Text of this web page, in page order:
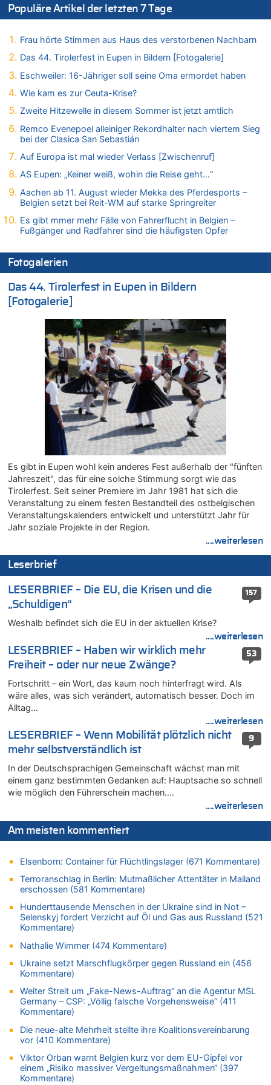
07.08.2026 - 13:31 von Guido Scholzen zu
Wasserstand des Rheins in NRW so niedrig wie noch nie
In Belgien missachten zwei von drei Autofahrern das
Tempolimit in 30er-Zonen – Untersuchung von Vias
07.08.2026 - 13:20 von JoKrings zu
Tempolimit in 30er-Zonen – Untersuchung von Vias
07.08.2026 - 13:04 von Kein Raser zu
In Belgien missachten zwei von drei Autofahrern das
Tempolimit in 30er-Zonen – Untersuchung von Vias
07.08.2026 - 13:01 von Experten? zu
Tempolimit in 30er-Zonen – Untersuchung von Vias
07.08.2026 - 12:43 von JoKrings zu
Zweite Hitzewelle in diesem Sommer ist jetzt amtlich
07.08.2026 - 12:31 von Fassungslos zu
In Belgien missachten zwei von drei Autofahrern das
07.08.2026 - 11:31 von Zuhörer zu
In Belgien missachten zwei von drei Autofahrern das
Tempolimit in 30er-Zonen – Untersuchung von Vias
07.08.2026 - 11:23 von Dax zu
In Belgien missachten zwei von drei Autofahrern das
Tempolimit in 30er-Zonen – Untersuchung von Vias
07.08.2026 - 11:20 von JoKrings zu
In Belgien missachten zwei von drei Autofahrern das
Tempolimit in 30er-Zonen – Untersuchung von Vias
07.08.2026 - 11:15 von Dax zu
Wie kam es zur Ceuta-Krise?
07.08.2026 - 11:12 von Frage zu
Wasserstand des Rheins in NRW so niedrig wie noch nie
07.08.2026 - 10:29 von Soso zu
Aachen ab 11. August wieder Mekka des Pferdesports –
Belgien setzt bei Reit-WM auf starke Springreiter
07.08.2026 - 10:23 von Opa zu
In Belgien missachten zwei von drei Autofahrern das
Tempolimit in 30er-Zonen – Untersuchung von Vias
07.08.2026 - 10:05 von Ostbelgien Direkt zu
Soll Belgien Tempolimit auf Autobahnen erhöhen? – In
07.08.2026 - 10:05 von N. A. Klar zu
In Belgien missachten zwei von drei Autofahrern das
Tempolimit in 30er-Zonen – Untersuchung von Vias
07.08.2026 - 09:31 von Ermitler zu
Das 44. Tirolerfest in Eupen in Bildern [Fotogalerie]
AS Eupen: „Keiner weiß, wohin die Reise geht…“
07.08.2026 - 09:03 von JoKrings zu
07.08.2026 - 01:12 von WK zu
Warum die Waldbrände in Frankreich und Spanien Rekorde
07.08.2026 - 01:03 von Hugo Egon Bernhard von Sinnen zu
Zweite Hitzewelle in diesem Sommer ist jetzt amtlich
07.08.2026 - 00:50 von WK zu
Wie kam es zur Ceuta-Krise?
07.08.2026 - 00:06 von 5/11 zu
Mehrere Menschen in Londons City niedergestochen
06.08.2026 - 23:53 von Foto Anneliese zu
Mehrere Menschen in Londons City niedergestochen
FIFA-Spitze demonstriert Einigkeit trotz Kritik und neuer
Vorwürfe gegen Präsident Gianni Infantino
06.08.2026 - 22:48 von DG zu
FIFA-Spitze demonstriert Einigkeit trotz Kritik und neuer
Vorwürfe gegen Präsident Gianni Infantino
06.08.2026 - 22:07 von DR ALBERN zu
FIFA-Spitze demonstriert Einigkeit trotz Kritik und neuer
06.08.2026 - 21:27 von klar zu
06.08.2026 - 21:19 von Ach zu
Zweite Hitzewelle in diesem Sommer ist jetzt amtlich
06.08.2026 - 21:16 von michlaustderaffe zu
Zweite Hitzewelle in diesem Sommer ist jetzt amtlich
06.08.2026 - 21:14 von Ach zu
Aachen ab 11. August wieder Mekka des Pferdesports –
Belgien setzt bei Reit-WM auf starke Springreiter
Populäre Artikel der letzten 7 Tage
Frau hörte Stimmen aus Haus des verstorbenen Nachbarn
Das 44. Tirolerfest in Eupen in Bildern [Fotogalerie]
Eschweiler: 16-Jähriger soll seine Oma ermordet haben
Wie kam es zur Ceuta-Krise?
Zweite Hitzewelle in diesem Sommer ist jetzt amtlich
Remco Evenepoel alleiniger Rekordhalter nach viertem Sieg
bei der Clasica San Sebastián
Auf Europa ist mal wieder Verlass [Zwischenruf]
AS Eupen: „Keiner weiß, wohin die Reise geht…“
Aachen ab 11. August wieder Mekka des Pferdesports –
Belgien setzt bei Reit-WM auf starke Springreiter
Es gibt mmer mehr Fälle von Fahrerflucht in Belgien –
Fußgänger und Radfahrer sind die häufigsten Opfer
Fotogalerien
Das 44. Tirolerfest in Eupen in Bildern
[Fotogalerie]
Es gibt in Eupen wohl kein anderes Fest außerhalb der "fünften
Jahreszeit", das für eine solche Stimmung sorgt wie das
Tirolerfest. Seit seiner Premiere im Jahr 1981 hat sich die
Veranstaltung zu einem festen Bestandteil des ostbelgischen
Veranstaltungskalenders entwickelt und unterstützt Jahr für
Jahr soziale Projekte in der Region.
....weiterlesen
Leserbrief
157
LESERBRIEF – Die EU, die Krisen und die
„Schuldigen“
Weshalb befindet sich die EU in der aktuellen Krise?
....weiterlesen
53
LESERBRIEF – Haben wir wirklich mehr
Freiheit – oder nur neue Zwänge?
Fortschritt – ein Wort, das kaum noch hinterfragt wird. Als
wäre alles, was sich verändert, automatisch besser. Doch im
Alltag…
....weiterlesen
9
LESERBRIEF – Wenn Mobilität plötzlich nicht
mehr selbstverständlich ist
In der Deutschsprachigen Gemeinschaft wächst man mit
einem ganz bestimmten Gedanken auf: Hauptsache so schnell
wie möglich den Führerschein machen….
....weiterlesen
Am meisten kommentiert
Elsenborn: Container für Flüchtlingslager (671 Kommentare)
Terroranschlag in Berlin: Mutmaßlicher Attentäter in Mailand
erschossen (581 Kommentare)
Hunderttausende Menschen in der Ukraine sind in Not –
Selenskyj fordert Verzicht auf Öl und Gas aus Russland (521
Kommentare)
Nathalie Wimmer (474 Kommentare)
Ukraine setzt Marschflugkörper gegen Russland ein (456
Kommentare)
Weiter Streit um „Fake-News-Auftrag“ an die Agentur MSL
Germany – CSP: „Völlig falsche Vorgehensweise“ (411
Kommentare)
Die neue-alte Mehrheit stellte ihre Koalitionsvereinbarung
vor (410 Kommentare)
Viktor Orban warnt Belgien kurz vor dem EU-Gipfel vor
einem „Risiko massiver Vergeltungsmaßnahmen“ (397
Kommentare)